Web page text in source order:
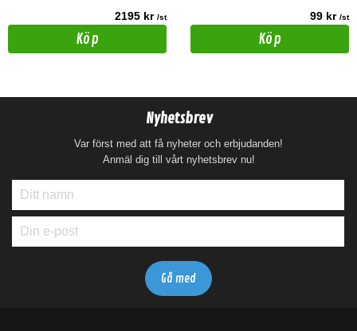
2195 kr /st
Köp
99 kr /st
Köp
Nyhetsbrev
Var först med att få nyheter och erbjudanden!
Anmäl dig till vårt nyhetsbrev nu!